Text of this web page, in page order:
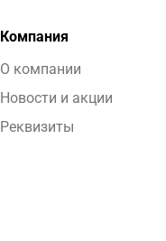
Компания
О компании
Новости и акции
Реквизиты